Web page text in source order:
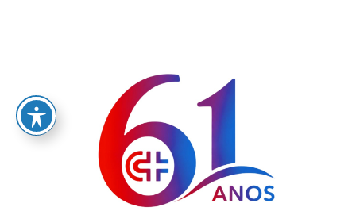
LABORATÓRIO FARMACÊUTICO DO ESTADO DE PERNAMBUCO
GOVERNADOR MIGUEL ARRAES - LAFEPE AVISO DE COTAÇÃO Nº 0044/2025